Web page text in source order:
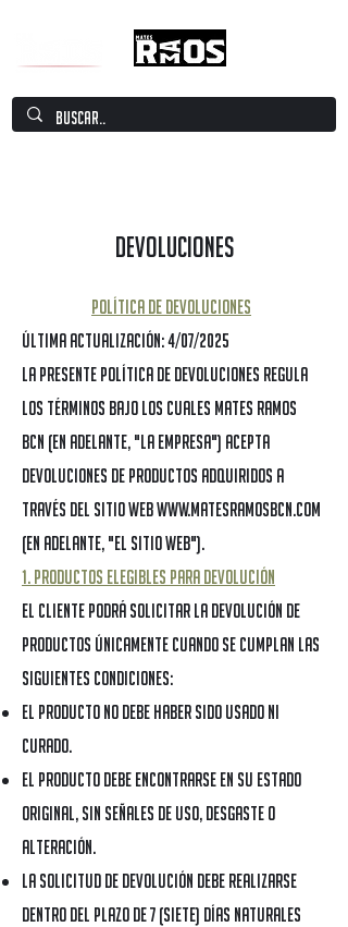
DEVOLUCIONES
Política de Devoluciones
Última actualización: 4/07/2025
La presente Política de Devoluciones regula
los términos bajo los cuales Mates Ramos
BCN (en adelante, "la Empresa") acepta
devoluciones de productos adquiridos a
través del sitio webwww.matesramosbcn.com
(en adelante, "el Sitio Web").
1. Productos elegibles para devolución
El cliente podrá solicitar la devolución de
productos únicamente cuando se cumplan las
siguientes condiciones:
El producto no debe haber sido usado ni
curado.
El producto debe encontrarse en su estado
original, sin señales de uso, desgaste o
alteración.
La solicitud de devolución debe realizarse
dentro del plazo de 7 (siete) días naturales